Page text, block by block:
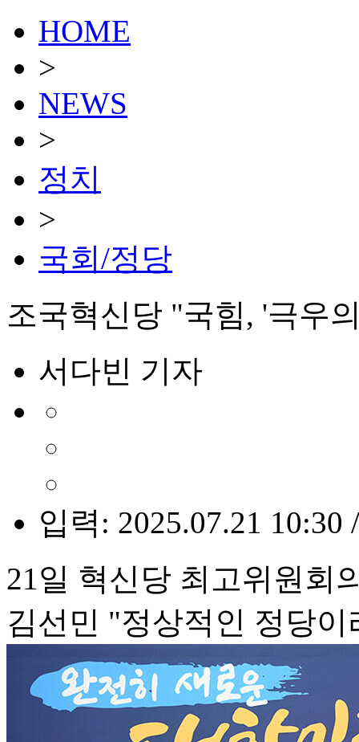
HOME
>
NEWS
>
정치
>
국회/정당
조국혁신당 "국힘, '극우
서다빈 기자
입력: 2025.07.21 10:30
21일 혁신당 최고위원회
김선민 "정상적인 정당